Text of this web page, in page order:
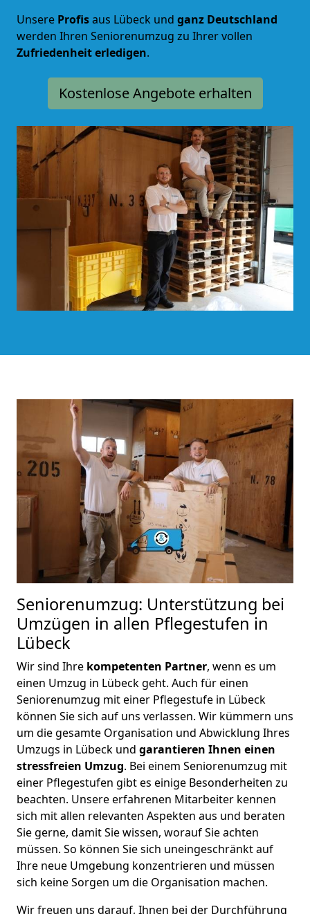
Unsere Profisaus Lübeck und ganz Deutschland
werden Ihren Seniorenumzug zu Ihrer vollen
Zufriedenheiterledigen.
Kostenlose Angebote erhalten
Seniorenumzug: Unterstützung bei
Umzügen in allen Pflegestufen in
Lübeck
Wir sind Ihre kompetenten Partner, wenn es um
einen Umzug in Lübeck geht. Auch für einen
Seniorenumzug mit einer Pflegestufe in Lübeck
können Sie sich auf uns verlassen. Wir kümmern uns
um die gesamte Organisation und Abwicklung Ihres
Umzugs in Lübeck und garantieren Ihnen einen
stressfreien Umzug. Bei einem Seniorenumzug mit
einer Pflegestufen gibt es einige Besonderheiten zu
beachten. Unsere erfahrenen Mitarbeiter kennen
sich mit allen relevanten Aspekten aus und beraten
Sie gerne, damit Sie wissen, worauf Sie achten
müssen. So können Sie sich uneingeschränkt auf
Ihre neue Umgebung konzentrieren und müssen
sich keine Sorgen um die Organisation machen.
Wir freuen uns darauf, Ihnen bei der Durchführung